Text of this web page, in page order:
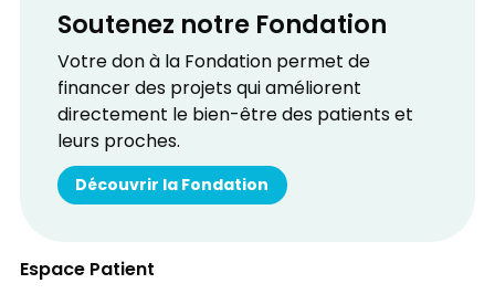
Soutenez notre Fondation
Votre don à la Fondation permet de
financer des projets qui améliorent
directement le bien-être des patients et
leurs proches.
Découvrir la Fondation
Espace Patient